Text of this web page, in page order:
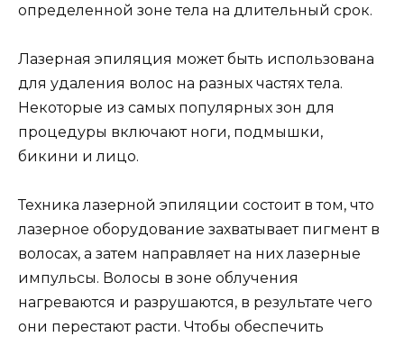
определенной зоне тела на длительный срок.
Лазерная эпиляция может быть использована
для удаления волос на разных частях тела.
Некоторые из самых популярных зон для
процедуры включают ноги, подмышки,
бикини и лицо.
Техника лазерной эпиляции состоит в том, что
лазерное оборудование захватывает пигмент в
волосах, а затем направляет на них лазерные
импульсы. Волосы в зоне облучения
нагреваются и разрушаются, в результате чего
они перестают расти. Чтобы обеспечить